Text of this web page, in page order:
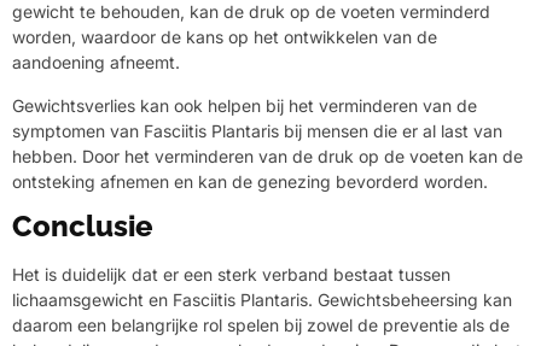
gewicht te behouden, kan de druk op de voeten verminderd
worden, waardoor de kans op het ontwikkelen van de
aandoening afneemt.
Gewichtsverlies kan ook helpen bij het verminderen van de
symptomen van Fasciitis Plantaris bij mensen die er al last van
hebben. Door het verminderen van de druk op de voeten kan de
ontsteking afnemen en kan de genezing bevorderd worden.
Conclusie
Het is duidelijk dat er een sterk verband bestaat tussen
lichaamsgewicht en Fasciitis Plantaris. Gewichtsbeheersing kan
daarom een belangrijke rol spelen bij zowel de preventie als de